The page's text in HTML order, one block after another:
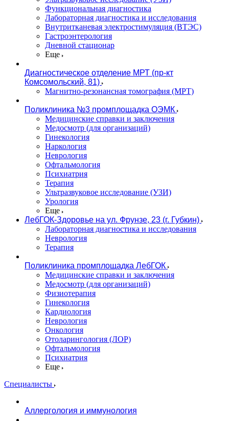
Функциональная диагностика
Лабораторная диагностика и исследования
Внутритканевая электростимуляция (ВТЭС)
Гастроэнтерология
Дневной стационар
Еще
Диагностическое отделение МРТ (пр-кт
Комсомольский, 81)
Магнитно-резонансная томография (МРТ)
Поликлиника №3 промплощадка ОЭМК
Медицинские справки и заключения
Медосмотр (для организаций)
Гинекология
Наркология
Неврология
Офтальмология
Психиатрия
Терапия
Ультразвуковое исследование (УЗИ)
Урология
Еще
ЛебГОК-Здоровье на ул. Фрунзе, 23 (г. Губкин)
Лабораторная диагностика и исследования
Неврология
Терапия
Поликлиника промплощадка ЛебГОК
Медицинские справки и заключения
Медосмотр (для организаций)
Физиотерапия
Гинекология
Кардиология
Неврология
Онкология
Отоларингология (ЛОР)
Офтальмология
Психиатрия
Еще
Специалисты
Аллергология и иммунология